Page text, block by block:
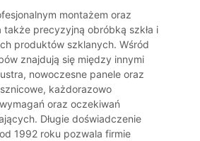
montażem oraz
precyzyjną obróbką szkła i
produktów szklanych. Wśród
znajdują się między innymi
nowoczesne panele oraz
każdorazowo
oraz oczekiwań
Długie doświadczenie
1992 roku pozwala firmie